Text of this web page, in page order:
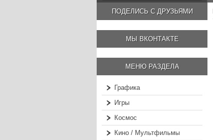
ПОДЕЛИСЬ С ДРУЗЬЯМИ
МЫ ВКОНТАКТЕ
МЕНЮ РАЗДЕЛА
Графика
Игры
Космос
Кино / Мультфильмы